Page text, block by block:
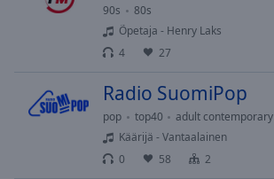
settings
dialog
90s
80s
Õpetaja - Henry Laks
4
27
Radio SuomiPop
pop top40
adult contemporary
Käärijä - Vantaalainen
0
58 2